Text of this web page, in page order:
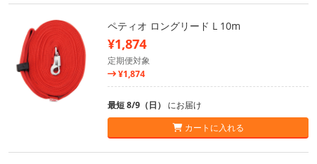
ペティオ ロングリード L 10m
¥1,874
定期便対象
¥1,874
最短 8/9（日） にお届け
カートに入れる